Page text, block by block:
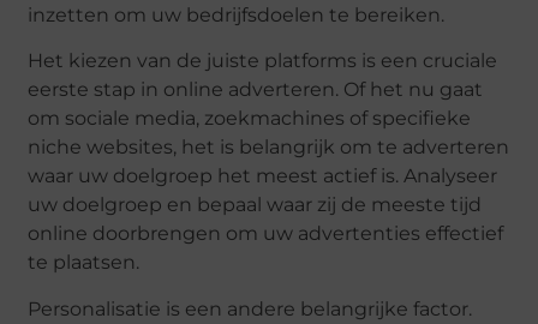
inzetten om uw bedrijfsdoelen te bereiken.
Het kiezen van de juiste platforms is een cruciale
eerste stap in online adverteren. Of het nu gaat
om sociale media, zoekmachines of specifieke
niche websites, het is belangrijk om te adverteren
waar uw doelgroep het meest actief is. Analyseer
uw doelgroep en bepaal waar zij de meeste tijd
online doorbrengen om uw advertenties effectief
te plaatsen.
Personalisatie is een andere belangrijke factor.